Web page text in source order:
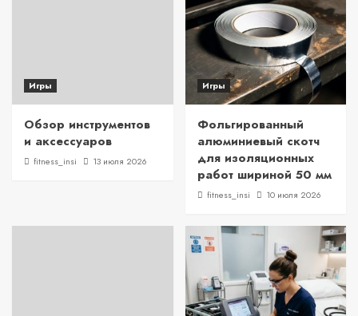
Игры
Обзор инструментов
и аксессуаров
fitness_insi 13 июля 2026
Игры
Фольгированный
алюминиевый скотч
для изоляционных
работ шириной 50 мм
fitness_insi 10 июля 2026